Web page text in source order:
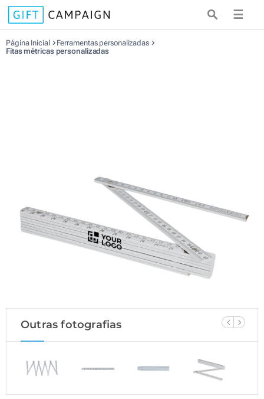
☰
Página Inicial
Ferramentas personalizadas
Fitas métricas personalizadas
Outras fotografias